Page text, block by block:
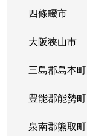
四條畷市
大阪狭山市
三島郡島本町
豊能郡能勢町
泉南郡熊取町